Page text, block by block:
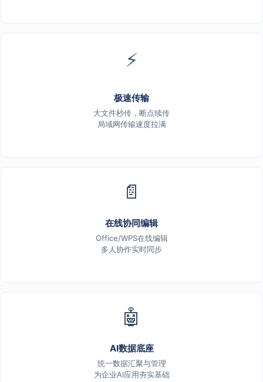
⚡
极速传输
大文件秒传，断点续传
局域网传输速度拉满
📄
在线协同编辑
Office/WPS在线编辑
多人协作实时同步
🤖
AI数据底座
统一数据汇聚与管理
为企业AI应用夯实基础